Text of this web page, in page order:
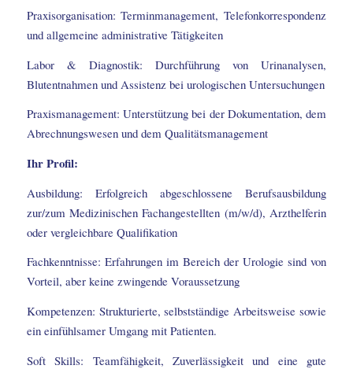
Praxisorganisation: Terminmanagement, Telefonkorrespondenz
und allgemeine administrative Tätigkeiten
Labor & Diagnostik: Durchführung von Urinanalysen,
Blutentnahmen und Assistenz bei urologischen Untersuchungen
Praxismanagement: Unterstützung bei der Dokumentation, dem
Abrechnungswesen und dem Qualitätsmanagement
Ihr Profil:
Ausbildung: Erfolgreich abgeschlossene Berufsausbildung
zur/zum Medizinischen Fachangestellten (m/w/d), Arzthelferin
oder vergleichbare Qualifikation
Fachkenntnisse: Erfahrungen im Bereich der Urologie sind von
Vorteil, aber keine zwingende Voraussetzung
Kompetenzen: Strukturierte, selbstständige Arbeitsweise sowie
ein einfühlsamer Umgang mit Patienten.
Soft Skills: Teamfähigkeit, Zuverlässigkeit und eine gute